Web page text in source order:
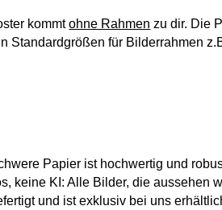
kommtohne Rahmen zu dir. Die
Standardgrößen für Bilderrahmen
Papier ist hochwertig und
keine KI: Alle Bilder, die aussehen
und ist exklusiv bei uns